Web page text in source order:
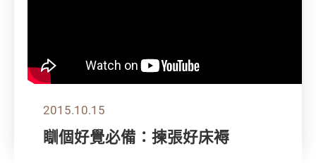
2015.10.15
瞓個好覺必備：揀張好床褥